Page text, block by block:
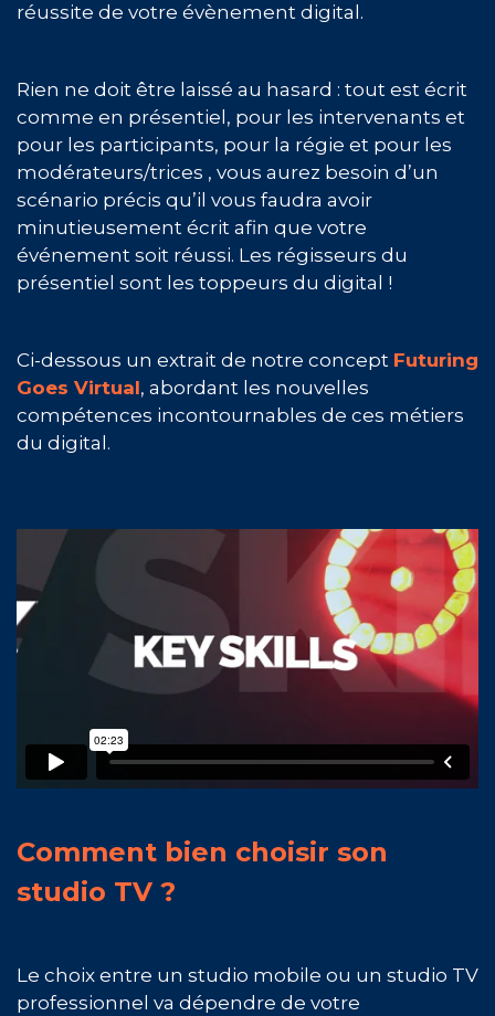
réussite de votre évènement digital.
Rien ne doit être laissé au hasard : tout est écrit
comme en présentiel, pour les intervenants et
pour les participants, pour la régie et pour les
modérateurs/trices , vous aurez besoin d’un
scénario précis qu’il vous faudra avoir
minutieusement écrit afin que votre
événement soit réussi. Les régisseurs du
présentiel sont les toppeurs du digital !
Ci-dessous un extrait de notre concept Futuring
Goes Virtual, abordant les nouvelles
compétences incontournables de ces métiers
du digital.
Comment bien choisir son
studio TV ?
Le choix entre un studio mobile ou un studio TV
professionnel va dépendre de votre